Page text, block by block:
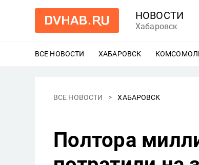
НОВОСТИ
Хабаровск
ВСЕ НОВОСТИ ХАБАРОВСК ЕЩЕ
ВСЕ НОВОСТИ ХАБАРОВСК
Полтора